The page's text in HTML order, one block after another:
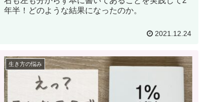
年半！どのような結果になったのか。
2021.12.24
生き方の悩み